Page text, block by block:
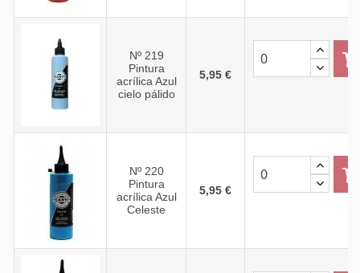
Nº 219
Pintura
acrílica Azul
cielo pálido
5,95 €
Nº 220
Pintura
acrílica Azul
Celeste
5,95 €